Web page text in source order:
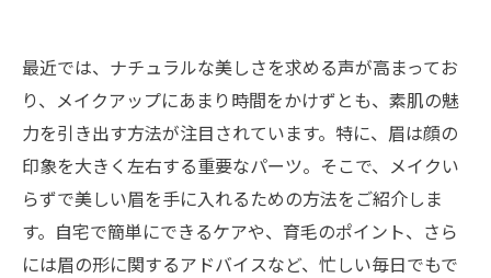
最近では、ナチュラルな美しさを求める声が高まってお
り、メイクアップにあまり時間をかけずとも、素肌の魅
力を引き出す方法が注目されています。特に、眉は顔の
印象を大きく左右する重要なパーツ。そこで、メイクい
らずで美しい眉を手に入れるための方法をご紹介しま
す。自宅で簡単にできるケアや、育毛のポイント、さら
には眉の形に関するアドバイスなど、忙しい毎日でもで